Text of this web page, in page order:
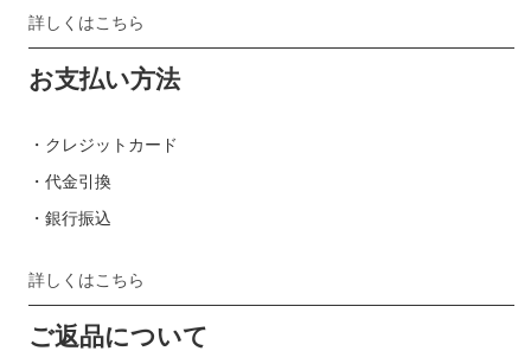
詳しくはこちら
お支払い方法
・クレジットカード
・代金引換
・銀行振込
詳しくはこちら
ご返品について